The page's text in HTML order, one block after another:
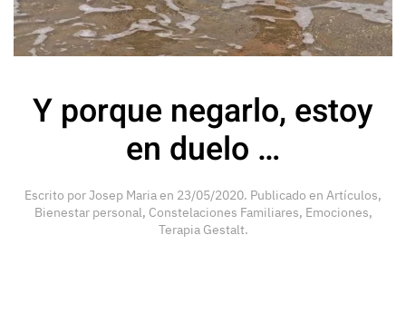
Y porque negarlo, estoy
en duelo …
Escrito porJosep Mariaen 23/05/2020. Publicado en Artículos,
Bienestar personal, Constelaciones Familiares, Emociones,
Terapia Gestalt.